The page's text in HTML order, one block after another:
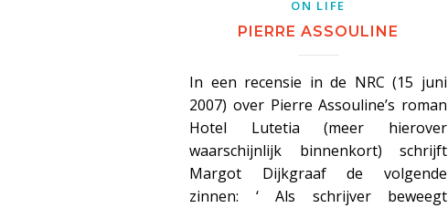
ON LIFE
PIERRE ASSOULINE
In een recensie in de NRC (15 juni
2007) over Pierre Assouline’s roman
Hotel Lutetia (meer hierover
waarschijnlijk binnenkort) schrijft
Margot Dijkgraaf de volgende
zinnen: ‘ Als schrijver beweegt